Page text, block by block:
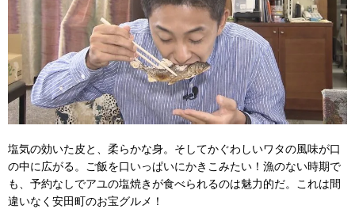
塩気の効いた皮と、柔らかな身。そしてかぐわしいワタの風味が口
の中に広がる。ご飯を口いっぱいにかきこみたい！漁のない時期で
も、予約なしでアユの塩焼きが食べられるのは魅力的だ。これは間
違いなく安田町のお宝グルメ！